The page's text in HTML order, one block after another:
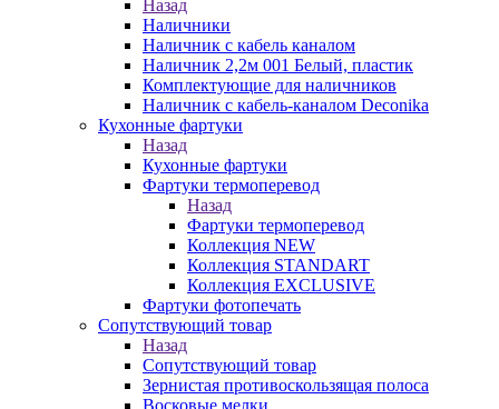
Назад
Наличники
Наличник с кабель каналом
Наличник 2,2м 001 Белый, пластик
Комплектующие для наличников
Наличник с кабель-каналом Deconika
Кухонные фартуки
Назад
Кухонные фартуки
Фартуки термоперевод
Назад
Фартуки термоперевод
Коллекция NEW
Коллекция STANDART
Коллекция EXCLUSIVE
Фартуки фотопечать
Сопутствующий товар
Назад
Сопутствующий товар
Зернистая противоскользящая полоса
Восковые мелки